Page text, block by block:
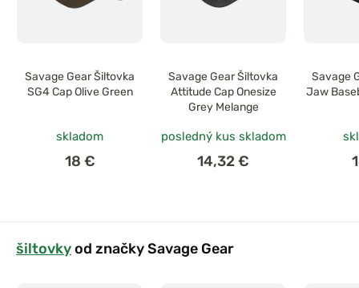
Savage Gear Šiltovka
SG4 Cap Olive Green
skladom
18 €
Savage Gear Šiltovka
Attitude Cap Onesize
Grey Melange
posledný kus skladom
14,32 €
Savage
Jaw
šiltovkyod značky Savage Gear